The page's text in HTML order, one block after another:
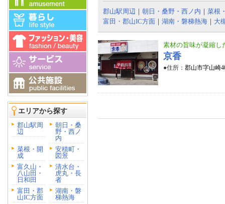
エリアから探す
郡山駅周
辺
朝日・桑
野・西ノ
内
菜根・開
成
安積町・
図景
富久山・
八山田・
日和田
清水台・
虎丸・長
者
富田・郡
山IC方面
湖南・磐
梯熱海
郡山駅周辺 ｜ 朝日・桑野・西ノ内 ｜ 菜根
富田・郡山IC方面 ｜ 湖南・磐梯熱海 ｜ 大
素材の旨味が凝縮し
京香
●住所： 郡山市字山崎